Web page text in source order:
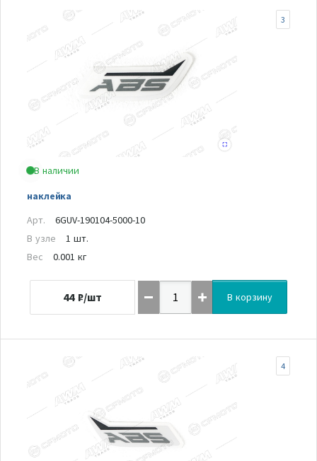
В наличии
наклейка
3
Арт.
6GUV-190104-5000-10
В узле
1 шт.
Вес
0.001 кг
44 ₽/шт В корзину
4